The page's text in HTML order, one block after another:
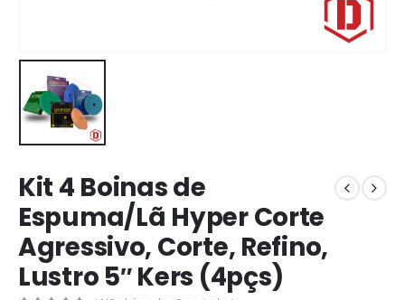
Kit 4 Boinas de
Espuma/Lã Hyper Corte
Agressivo, Corte, Refino,
Lustro 5″ Kers (4pçs)